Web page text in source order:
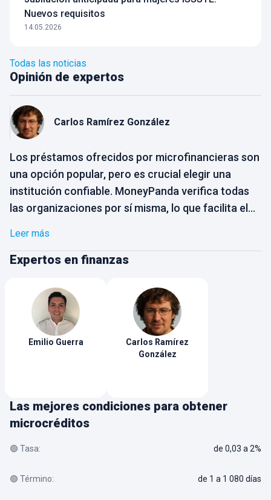
Nuevos requisitos
14.05.2026
Todas las noticias
Opinión de expertos
Los préstamos ofrecidos por microfinancieras son
una opción popular, pero es crucial elegir una
institución confiable. MoneyPanda verifica todas
las organizaciones por sí misma, lo que facilita el
tus necesidades, sin preocuparte por la
pagos flexibles que se ajusten a tu capacidad.
Leer más
Carlos Ramírez González
Expertos en finanzas
Emilio Guerra Carlos Ramírez
González
Las mejores condiciones para obtener
microcréditos
🟢 Tasa: de 0,03 a 2%
🟢 Término: de 1 a 1 080 días